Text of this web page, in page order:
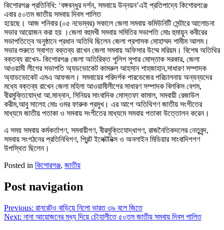
কিশোরগঞ্জ প্রতিনিধি: ‘বঙ্গবন্ধুর দর্শন, সমবায়ে উন্নয়ন’এই প্রতিপাদ্যে কিশোরগঞ্জে
এবার ৫০তম জাতীয় সমবায় দিবস পালিত
হয়েছে। আজ শনিবার (০৫ নভেম্বর) সকালে জেলা সমবায় কমিউনিটি সেন্টারে আলোচনা
সভার আয়োজন করা হয় ।জেলা বহুমখী সমবায় সমিতির সভাপতি মোঃ হুমায়ুন কবীরের
সভাপতিত্বে অনুষ্ঠানে প্রধান অতিথি ছিলেন জেলা প্রশাসক মোহাম্মদ শামীম আলম।
সভার শুরুতে স্বাগত বক্তব্য রাখেন জেলা সমবায় অফিসার উম্মে মরিয়ম। বিশেষ অতিথির
বক্তব্য রাখেন- কিশোরগঞ্জ জেলা অতিরিক্ত পুলিশ সুপার মোস্তাক সরকার, জেলা
আওয়ামী লীগের সভাপতি অ্যডভোকেট কামরুল আহসান শাহজাহান,সাধারণ সম্পাদক
অ্যাডভোকেট এমএ আফজল। সমবায়ের পরিদর্শক পারভেজের পরিচালনায় অন্যন্যদের
মধ্যে বক্তব্য রাখেন জেলা মহিলা আওয়ামীলীগের সাধারণ সম্পাদক বিলকিস বেগম,
বীরমুক্তিযোদ্ধা আ.মান্নান, সিনিয়র সাংবাদিক মোস্তফা কামাল, সমবায়ী রেজাউল
করীম,আবু সালেহ মোঃ ওমর ফারুক প্রমুখ। এর আগে অতিথিগণ জাতীয় সংগীতের
মাধ্যমে জাতীয় পতাকা ও সমবায় সংগীতের মাধ্যমে সমবায় পতাকা উত্তোলন করেন।
এ সময় সমবায় কর্মকর্তাগণ, সমবায়ীগণ, বীরমুক্তিযোদ্ধাগণ, রাজনৈতিকদলের নেতৃবৃন্দ,
সমবায় সংগঠনের প্রতিনিধিগণ, প্রিন্ট ইলেক্টনিক্স ও অনলাইন মিডিয়ার সাংবাদিগগণ
উপস্থিত ছিলেন।
Posted in কিশোরগঞ্জ, জাতীয়
Post navigation
Previous: রানরেটও বাড়িয়ে নিলো ভারত ৩৯ বলে জিতে
Next: নানা আয়োজনের মধ্য দিয়ে চৌহালীতে ৫০তম জাতীয় সমবায় দিবস পালিত